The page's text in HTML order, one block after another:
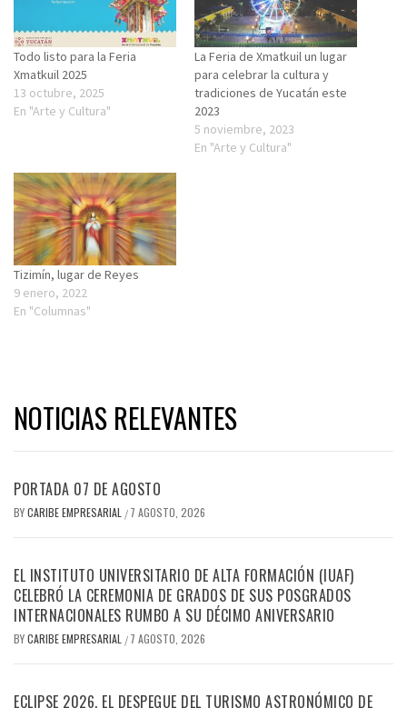
Todo listo para la Feria
Xmatkuil 2025
13 octubre, 2025
En "Arte y Cultura"
La Feria de Xmatkuil un lugar
para celebrar la cultura y
tradiciones de Yucatán este
2023
5 noviembre, 2023
En "Arte y Cultura"
Tizimín, lugar de Reyes
9 enero, 2022
En "Columnas"
NOTICIAS RELEVANTES
PORTADA 07 DE AGOSTO
BYCARIBE EMPRESARIAL / 7 AGOSTO, 2026
EL INSTITUTO UNIVERSITARIO DE ALTA FORMACIÓN (IUAF)
CELEBRÓ LA CEREMONIA DE GRADOS DE SUS POSGRADOS
INTERNACIONALES RUMBO A SU DÉCIMO ANIVERSARIO
BYCARIBE EMPRESARIAL / 7 AGOSTO, 2026
ECLIPSE 2026, EL DESPEGUE DEL TURISMO ASTRONÓMICO DE